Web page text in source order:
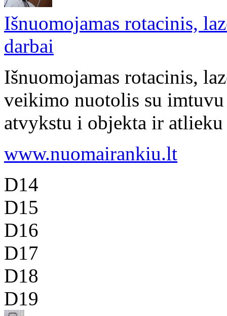
Išnuomojamas rotacinis,
darbai
Išnuomojamas rotacinis,
veikimo nuotolis su
atvykstu i objekta ir atlieku
www.nuomairankiu.lt
D14
D15
D16
D17
D18
D19